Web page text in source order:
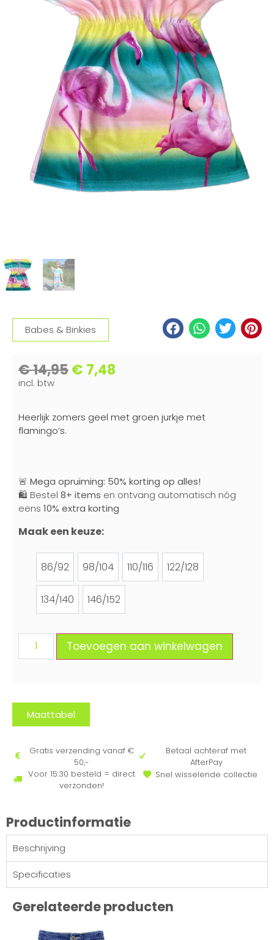
Babes & Binkies
€14,95€ 7,48
incl. btw
Heerlijk zomers geel met groen jurkje met
flamingo’s.
🚨 Mega opruiming: 50% korting op alles!
🛍️ Bestel 8+ items en ontvang automatisch nóg
eens 10% extra korting
Maak een keuze:
86/92
86/92
98/104
98/104
110/116
110/116
122/128
122/128
134/140
134/140
146/152
146/152
Toevoegen aan winkelwagen
Maattabel
Gratis verzending vanaf €
50,-
Voor 15:30 besteld = direct
verzonden!
Betaal achteraf met
AfterPay
Snel wisselende collectie
Productinformatie
Beschrijving
Specificaties
Gerelateerde producten